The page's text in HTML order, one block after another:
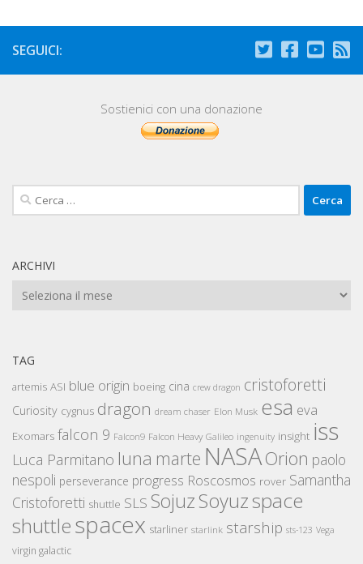
SEGUICI:
Sostienici con una donazione
Ricerca
per:
ARCHIVI
Archivi
TAG
artemis ASI blue origin boeing cina crew dragon cristoforetti
Curiosity cygnus dragon dream chaser Elon Musk esa eva
Exomars falcon 9 Falcon9 Falcon Heavy Galileo ingenuity insight iss
Luca Parmitano luna marte NASAOrion paolo
nespoli perseverance progress Roscosmos rover Samantha
Cristoforetti shuttle SLS SojuzSoyuzspace
shuttlespacex starliner starlink starship sts-123 Vega
virgin galactic